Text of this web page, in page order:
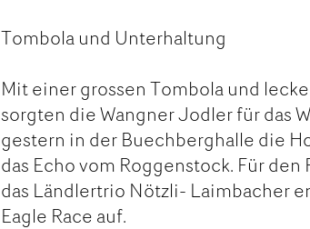
Tombola und Unterhaltung
Mit einer grossen Tombola und
sorgten die Wangner Jodler für das
gestern in der Buechberghalle die
das Echo vom Roggenstock. Für
das Ländlertrio Nötzli- Laimbacher
Eagle Race auf.